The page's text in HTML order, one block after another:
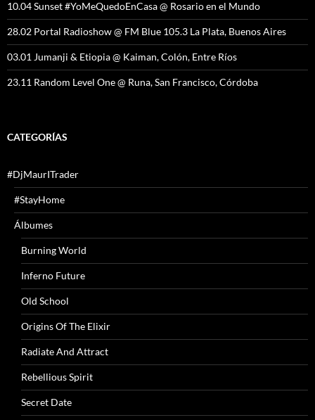
10.04 Sunset #YoMeQuedoEnCasa @ Rosario en el Mundo
28.02 Portal Radioshow @ FM Blue 105.3 La Plata, Buenos Aires
03.01 Jumanji & Etiopia @ Kaiman, Colón, Entre Ríos
23.11 Random Level One @ Runa, San Francisco, Córdoba
CATEGORÍAS
#DjMaurITrader
#StayHome
Álbumes
Burning World
Inferno Future
Old School
Origins Of The Elixir
Radiate And Attract
Rebellious Spirit
Secret Date